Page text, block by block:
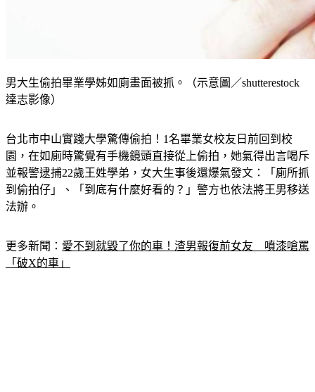
男大生偷拍畢業學姊如廁畫面被抓。（示意圖／shutterestock
台北市中山實踐大學驚傳偷拍！1名畢業女校友日前回到校
園，在如廁時驚覺有手機鏡頭直接從上偷拍，她氣得出言喝斥
並報警逮捕22歲王姓學弟，女大生事後還爆氣發文：「廁所抓
到偷拍仔」、「到底有什麼好看的？」警方也依法將王男移送
更多新聞： 愛不到就毀了你的車！渣男報復前女友　噴漆嗆罵